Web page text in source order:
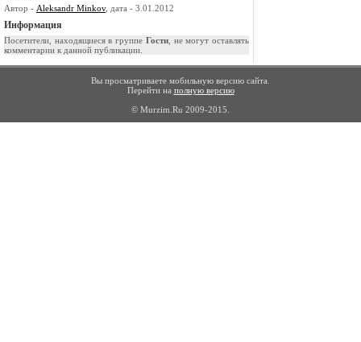
Автор - Aleksandr Minkov, дата - 3.01.2012
Информация
Посетители, находящиеся в группе Гости, не могут оставлять
комментарии к данной публикации.
Вы просматриваете мобильную версию сайта.
Перейти на полную версию
© Murzim.Ru 2009-2015.